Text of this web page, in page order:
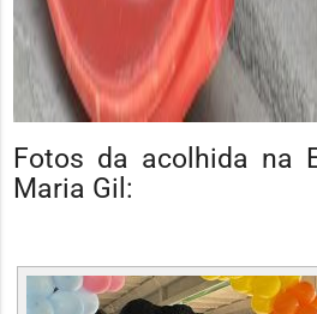
Fotos da acolhida na
Maria Gil: